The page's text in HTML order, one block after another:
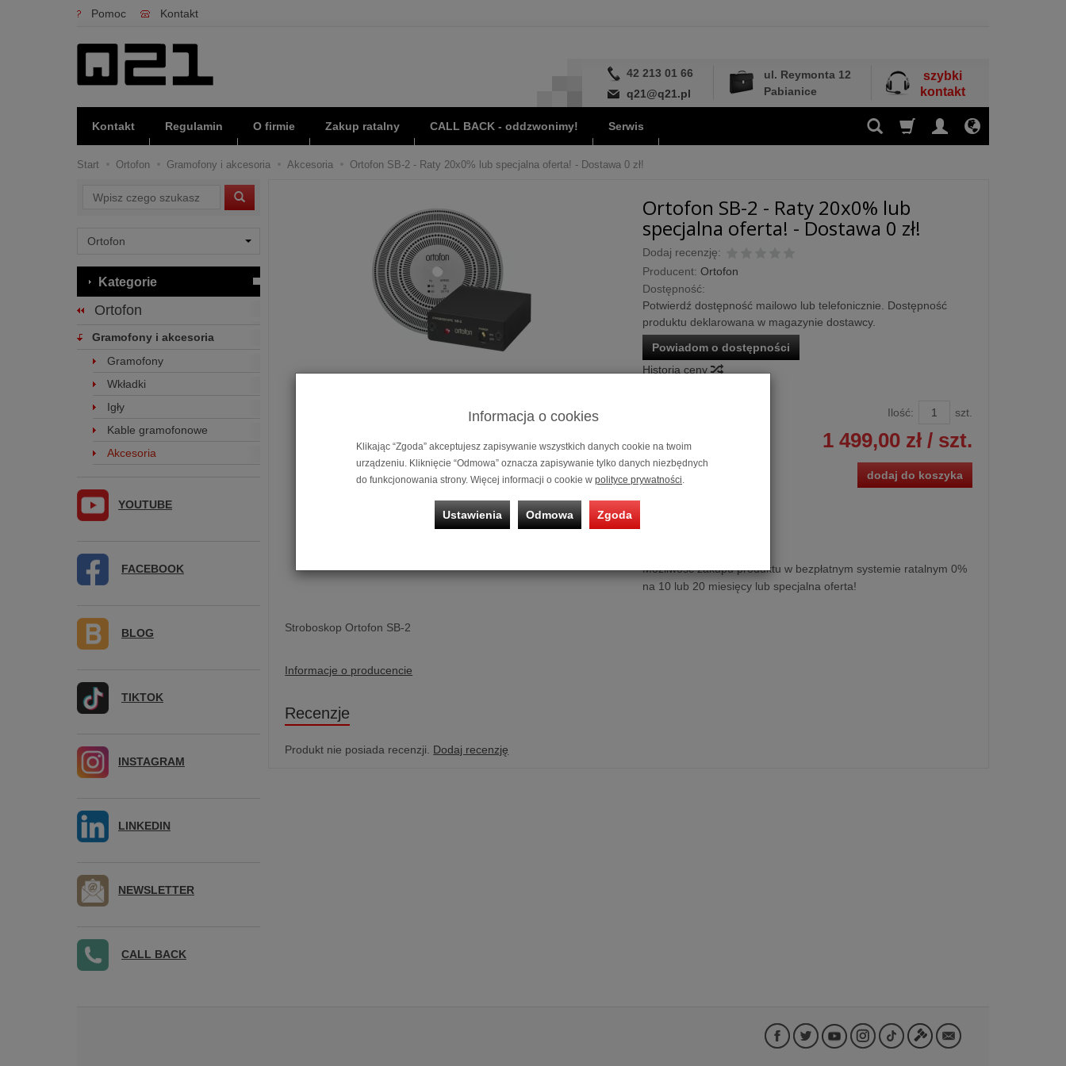
Pomoc Kontakt
42 213 01 66
q21@q21.pl
ul. Reymonta 12
Pabianice
szybki
kontakt
Kontakt Regulamin O firmie Zakup ratalny CALL BACK - oddzwonimy! Serwis
Start Ortofon Gramofony i akcesoria Akcesoria Ortofon SB-2 - Raty 20x0% lub specjalna oferta! - Dostawa 0 zł!
Ortofon SB-2 - Raty 20x0% lub
specjalna oferta! - Dostawa 0 zł!
Dodaj recenzję:
Producent: Ortofon
Dostępność:
Potwierdź dostępność mailowo lub telefonicznie. Dostępność
produktu deklarowana w magazynie dostawcy.
Powiadom o dostępności
Historia ceny
Ilość: szt.
1 499,00 zł/ szt.
dodaj do koszyka
Możliwość zakupu produktu w bezpłatnym systemie ratalnym 0%
na 10 lub 20 miesięcy lub specjalna oferta!
Stroboskop Ortofon SB-2
Informacje o producencie
Recenzje
Produkt nie posiada recenzji. Dodaj recenzję
Wyszukaj
Kategorie
Ortofon
Gramofony i akcesoria
Gramofony
Wkładki
Igły
Kable gramofonowe
Akcesoria
YOUTUBE
FACEBOOK
BLOG
TIKTOK
INSTAGRAM
LINKEDIN
NEWSLETTER
CALL BACK
Informacja o cookies
Klikając “Zgoda” akceptujesz zapisywanie wszystkich danych cookie na twoim
urządzeniu. Kliknięcie “Odmowa” oznacza zapisywanie tylko danych niezbędnych
do funkcjonowania strony. Więcej informacji o cookie w polityce prywatności.
Ustawienia Odmowa Zgoda